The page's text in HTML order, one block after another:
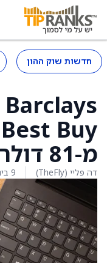
חדשות שוק ההון
מ-81 דולר
דה פליי (TheFly) 9 בינואר 2026